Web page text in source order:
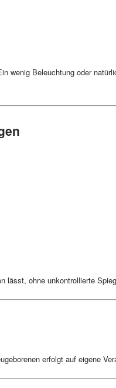
wenig Beleuchtung oder
ohne unkontrollierte
erfolgt auf eigene